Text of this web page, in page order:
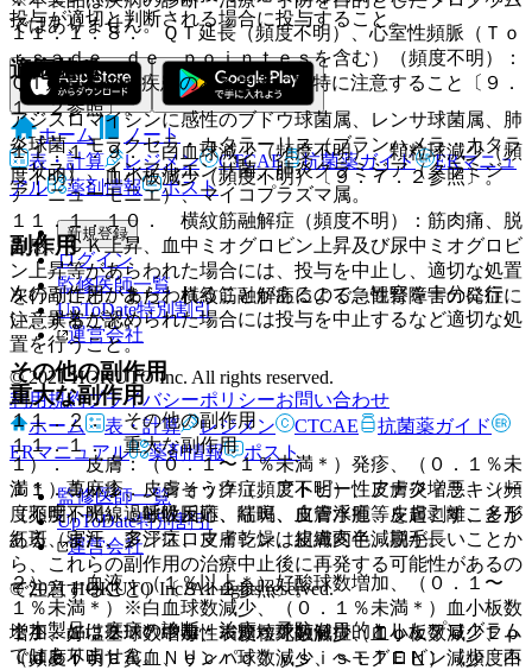
１１．１．８． ＱＴ延長（頻度不明）、心室性頻脈（Ｔｏ
ｒｓａｄｅ ｄｅ ｐｏｉｎｔｅｓを含む）（頻度不明）：
ＱＴ延長等の心疾患のある患者には特に注意すること〔９．
１．２参照〕。
１１．１．９． 白血球減少（頻度不明）、顆粒球減少（頻
度不明）、血小板減少（頻度不明）〔９．７．２参照〕。
１１．１．１０． 横紋筋融解症（頻度不明）：筋肉痛、脱
力感、ＣＫ上昇、血中ミオグロビン上昇及び尿中ミオグロビ
ン上昇等があらわれた場合には、投与を中止し、適切な処置
を行うこと。また、横紋筋融解症による急性腎障害の発症に
注意すること。
その他の副作用
１１．２． その他の副作用
１）． 皮膚：（０．１〜１％未満＊）発疹、（０．１％未
満＊）蕁麻疹、皮膚そう痒症、アトピー性皮膚炎増悪、（頻
度不明）光線過敏性反応、紅斑、皮膚水疱、皮膚剥離、多形
紅斑、寝汗、多汗症、皮膚乾燥、皮膚変色、脱毛。
２）． 血液：（１％以上＊）好酸球数増加、（０．１〜
１％未満＊）※白血球数減少、（０．１％未満＊）血小板数
増加、好塩基球数増加、※顆粒球数減少、血小板数減少、
（頻度不明）貧血、リンパ球数減少、ヘモグロビン減少、白
投与が適切と判断される場合に投与すること。
適応菌種
アジスロマイシンに感性のブドウ球菌属、レンサ球菌属、肺
炎球菌、モラクセラ・カタラーリス（ブランハメラ・カタラ
ーリス）、インフルエンザ菌、肺炎クラミジア（クラミジ
ア・ニューモニエ）、マイコプラズマ属。
副作用
次の副作用があらわれることがあるので、観察を十分に行
い、異常が認められた場合には投与を中止するなど適切な処
置を行うこと。
重大な副作用
１１．１． 重大な副作用
１１．１．１． ショック（頻度不明）、アナフィラキシー
（頻度不明）：呼吸困難、喘鳴、血管浮腫等を起こすことが
ある（また、アジスロマイシンは組織内半減期が長いことか
ら、これらの副作用の治療中止後に再発する可能性があるの
で注意すること）〔８．２参照〕。
１１．１．２． 中毒性表皮壊死融解症（Ｔｏｘｉｃ Ｅｐ
ｉｄｅｒｍａｌ Ｎｅｃｒｏｌｙｓｉｓ：ＴＥＮ）（頻度不
ではありません。
ホーム
ノート
表・計算
レジメン CTCAE 抗菌薬ガイド
ERマニュ
アル
薬剤情報 ポスト
新規登録
ログイン
監修医師一覧
UpToDate特別割引
運営会社
© 2021 HOKUTO Inc. All rights reserved.
利用規約プライバシーポリシーお問い合わせ
ホーム
表・計算 レジメン CTCAE
抗菌薬ガイド
ERマニュアル
薬剤情報 ポスト
監修医師一覧
UpToDate特別割引
運営会社
© 2021 HOKUTO Inc. All rights reserved.
※本製品は疾病の診断・治療・予防を目的としたプログラム
ではありません。